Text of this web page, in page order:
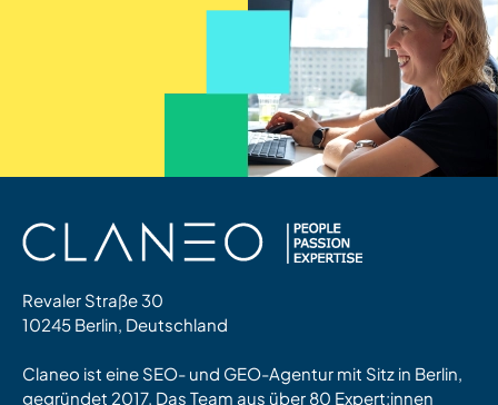
Revaler Straße 30
10245 Berlin, Deutschland
Claneo ist eine SEO- und GEO-Agentur mit Sitz in Berlin,
gegründet 2017. Das Team aus über 80 Expert:innen